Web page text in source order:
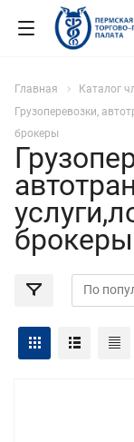
Главная
Каталог
Грузоперевозки,
брокеры
брокеры